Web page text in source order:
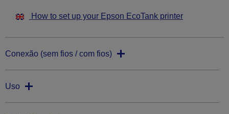
How to set up your Epson EcoTank printer
Conexão (sem fios / com fios)
Uso